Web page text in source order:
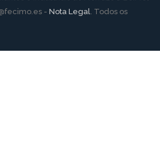
- Nota Legal . Todos os